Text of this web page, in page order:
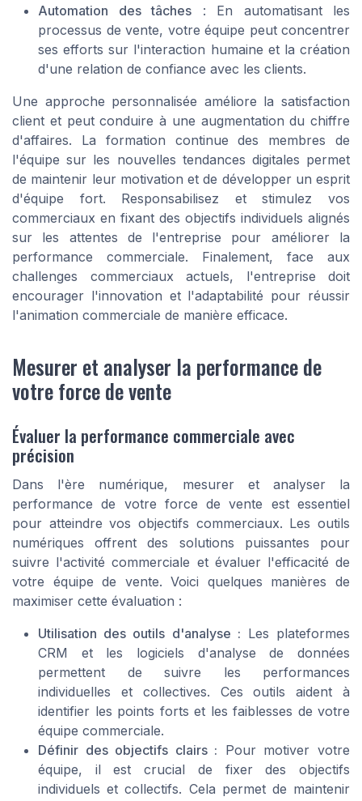
Automation des tâches : En automatisant les
processus de vente, votre équipe peut concentrer
ses efforts sur l'interaction humaine et la création
d'une relation de confiance avec les clients.
Une approche personnalisée améliore la satisfaction
client et peut conduire à une augmentation du chiffre
d'affaires. La formation continue des membres de
l'équipe sur les nouvelles tendances digitales permet
de maintenir leur motivation et de développer un esprit
d'équipe fort. Responsabilisez et stimulez vos
commerciaux en fixant des objectifs individuels alignés
sur les attentes de l'entreprise pour améliorer la
performance commerciale. Finalement, face aux
challenges commerciaux actuels, l'entreprise doit
encourager l'innovation et l'adaptabilité pour réussir
l'animation commerciale de manière efficace.
Mesurer et analyser la performance de
votre force de vente
Évaluer la performance commerciale avec
précision
Dans l'ère numérique, mesurer et analyser la
performance de votre force de vente est essentiel
pour atteindre vos objectifs commerciaux. Les outils
numériques offrent des solutions puissantes pour
suivre l'activité commerciale et évaluer l'efficacité de
votre équipe de vente. Voici quelques manières de
maximiser cette évaluation :
Utilisation des outils d'analyse : Les plateformes
CRM et les logiciels d'analyse de données
permettent de suivre les performances
individuelles et collectives. Ces outils aident à
identifier les points forts et les faiblesses de votre
équipe commerciale.
Définir des objectifs clairs : Pour motiver votre
équipe, il est crucial de fixer des objectifs
individuels et collectifs. Cela permet de maintenir